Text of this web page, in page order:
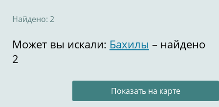
Найдено: 2
Может вы искали: Бахилы – найдено
2
Показать на карте